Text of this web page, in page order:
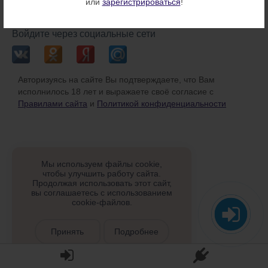
Войдите через социальные сети
Авторизуясь на сайте Вы подтверждаете, что Вам
исполнилось 18 лет и выражаете своё согласие с
Правилами сайта и Политикой конфиденциальности
Мы используем файлы cookie,
чтобы улучшить работу сайта.
Продолжая использовать этот сайт,
вы соглашаетесь с использованием
cookie-файлов.
Принять Подробнее